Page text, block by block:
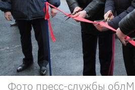
Фото пресс-службы